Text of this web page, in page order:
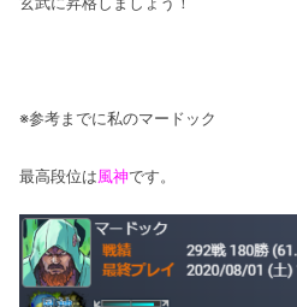
※参考までに私のマードック
最高段位は風神です。